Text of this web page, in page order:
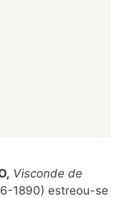
Visconde de
1890) estreou-se